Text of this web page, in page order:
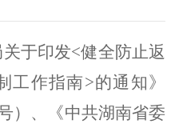
于印发<健全防止返
工作指南>的通知》
） 、《中共湖南省委